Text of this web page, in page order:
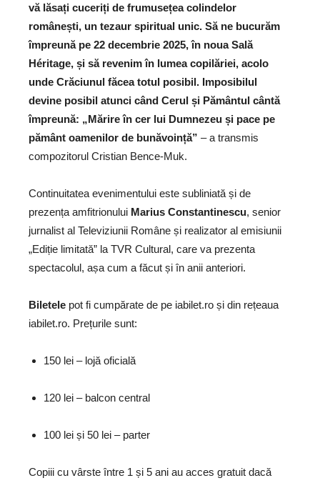
vă lăsați cuceriți de frumusețea colindelor
românești, un tezaur spiritual unic. Să ne bucurăm
împreună pe 22 decembrie 2025, în noua Sală
Héritage, și să revenim în lumea copilăriei, acolo
unde Crăciunul făcea totul posibil. Imposibilul
devine posibil atunci când Cerul și Pământul cântă
împreună: „Mărire în cer lui Dumnezeu și pace pe
pământ oamenilor de bunăvoință” – a transmis
compozitorul Cristian Bence-Muk.
Continuitatea evenimentului este subliniată și de
prezența amfitrionului Marius Constantinescu, senior
jurnalist al Televiziunii Române și realizator al emisiunii
„Ediție limitată” la TVR Cultural, care va prezenta
spectacolul, așa cum a făcut și în anii anteriori.
Biletele pot fi cumpărate de pe iabilet.ro și din rețeaua
iabilet.ro. Prețurile sunt:
150 lei – lojă oficială
120 lei – balcon central
100 lei și 50 lei – parter
Copiii cu vârste între 1 și 5 ani au acces gratuit dacă